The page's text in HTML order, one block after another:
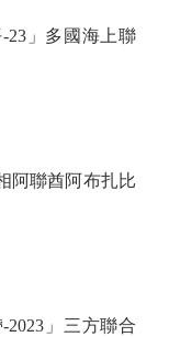
」多國海上聯
聯酋阿布扎比
」三方聯合